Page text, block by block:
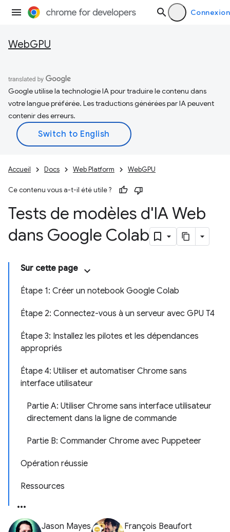
Connexion
WebGPU
Google utilise la technologie IA pour traduire le contenu dans
votre langue préférée. Les traductions générées par IA peuvent
contenir des erreurs.
Accueil Docs Web Platform WebGPU
Ce contenu vous a-t-il été utile ?
Tests de modèles d'IA Web
dans Google Colab
Sur cette page
Étape 1: Créer un notebook Google Colab
Étape 2: Connectez-vous à un serveur avec GPU T4
Étape 3: Installez les pilotes et les dépendances
appropriés
Étape 4: Utiliser et automatiser Chrome sans
interface utilisateur
Partie A: Utiliser Chrome sans interface utilisateur
directement dans la ligne de commande
Partie B: Commander Chrome avec Puppeteer
Opération réussie
Ressources
Jason Mayes François Beaufort